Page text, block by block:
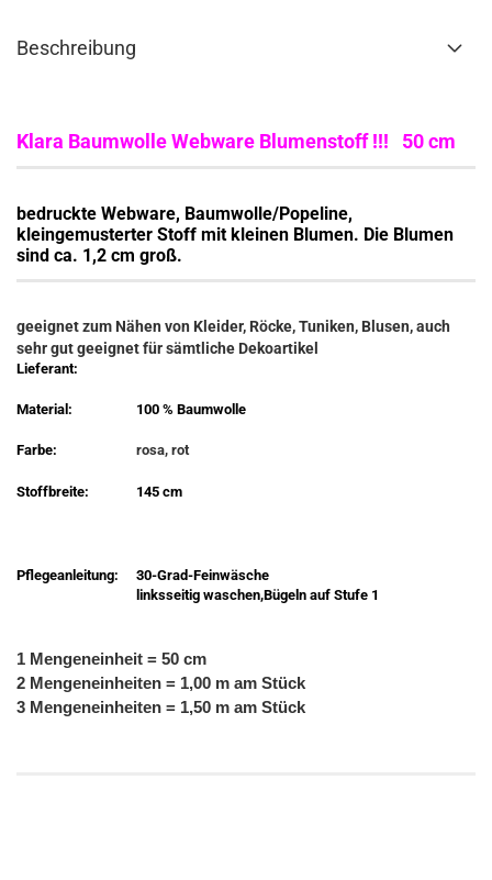
Beschreibung
Klara Baumwolle Webware Blumenstoff !!! 50 cm
bedruckte Webware, Baumwolle/Popeline,
kleingemusterter Stoff mit kleinen Blumen. Die Blumen
sind ca. 1,2 cm groß.
geeignet zum Nähen von Kleider, Röcke, Tuniken, Blusen, auch
sehr gut geeignet für sämtliche Dekoartikel
Lieferant:
Material: 100 % Baumwolle
Farbe: rosa, rot
Stoffbreite: 145 cm
Pflegeanleitung:
30-Grad-Feinwäsche
linksseitig waschen,Bügeln auf Stufe 1
1 Mengeneinheit = 50 cm
2 Mengeneinheiten = 1,00 m am Stück
3 Mengeneinheiten = 1,50 m am Stück